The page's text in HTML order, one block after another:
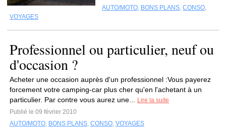
AUTO/MOTO, BONS PLANS, CONSO,
VOYAGES
Professionnel ou particulier, neuf ou
d'occasion ?
Acheter une occasion auprès d'un professionnel :Vous payerez
forcement votre camping-car plus cher qu'en l'achetant à un
particulier. Par contre vous aurez une...
Lire la suite
Publié le 09 février 2010
AUTO/MOTO, BONS PLANS, CONSO, VOYAGES